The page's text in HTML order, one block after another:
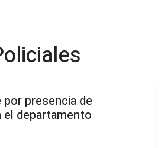
presencia de
departamento